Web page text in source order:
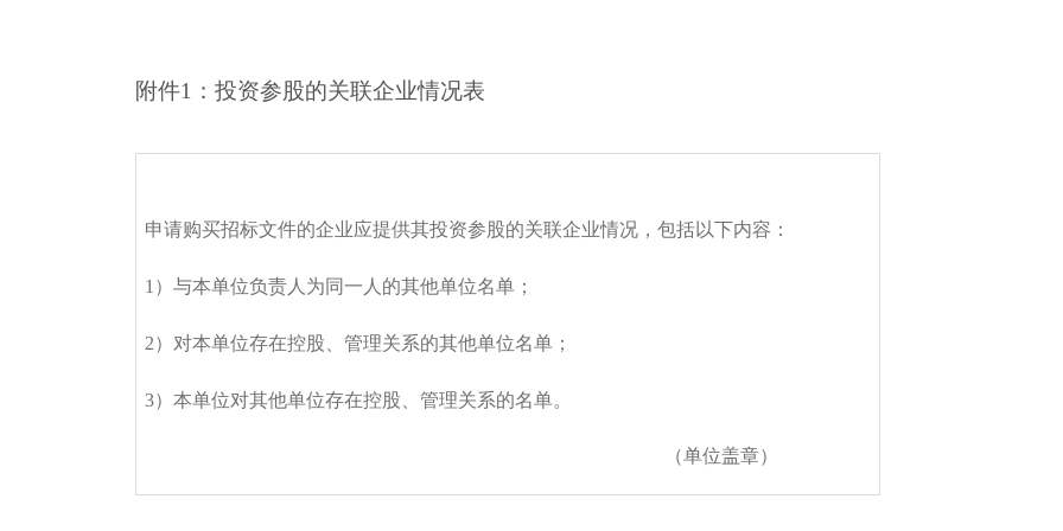
附件1：投资参股的关联企业情况表
申请购买招标文件的企业应提供其投资参股的关联企业情况，包括以下内容：
1 ）与本单位负责人为同一人的其他单位名单；
2）对本单位存在控股、管理关系的其他单位名单；
3）本单位对其他单位存在控股、管理关系的名单。
（单位盖章）